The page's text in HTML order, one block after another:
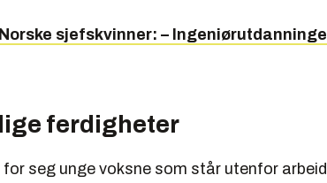
Norske sjefskvinner: –
ferdigheter
seg unge voksne som står utenfor